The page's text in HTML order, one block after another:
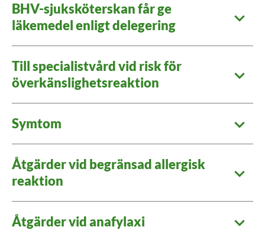
BHV-sjuksköterskan får ge
läkemedel enligt delegering
Till specialistvård vid risk för
överkänslighetsreaktion
Symtom
Åtgärder vid begränsad allergisk
reaktion
Åtgärder vid anafylaxi